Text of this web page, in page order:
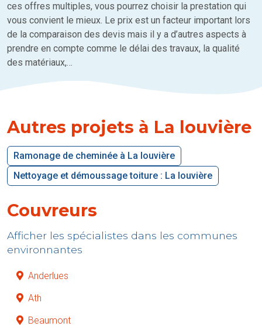
ces offres multiples, vous pourrez choisir la prestation qui
vous convient le mieux. Le prix est un facteur important lors
de la comparaison des devis mais il y a d’autres aspects à
prendre en compte comme le délai des travaux, la qualité
des matériaux,…
Autres projets à La louvière
Ramonage de cheminée à La louvière
Nettoyage et démoussage toiture : La louvière
Couvreurs
Afficher les spécialistes dans les communes
environnantes
Anderlues
Ath
Beaumont